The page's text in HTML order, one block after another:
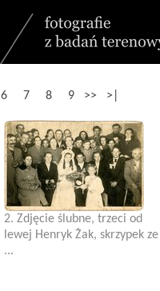
6 7 8 9 >> >|
2. Zdjęcie ślubne, trzeci od
lewej Henryk Żak, skrzypek ze
...